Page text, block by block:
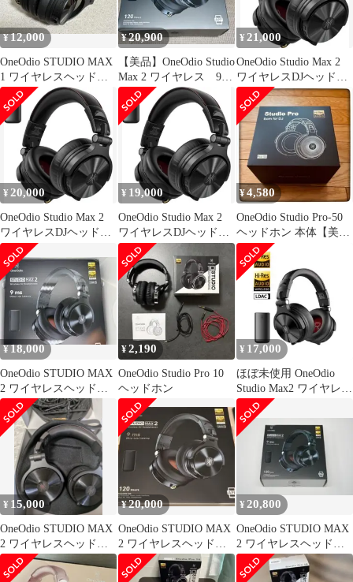
¥12,000
OneOdio STUDIO MAX
1 ワイヤレスヘッドフ
ォン
¥20,900
【美品】OneOdio Studio
Max 2 ワイヤレス 9ms
超低遅延
¥ 21,000
OneOdio Studio Max 2
ワイヤレスDJヘッドホ
ン AB31
¥ 20,000
OneOdio Studio Max 2
ワイヤレスDJヘッドホ
ン AB31
¥ 19,000
OneOdio Studio Max 2
ワイヤレスDJヘッドホ
ン AB31
¥4,580
OneOdio Studio Pro-50
ヘッドホン 本体【美
品】送料込み
¥18,000
OneOdio STUDIO MAX
2 ワイヤレスヘッドホ
ン 本体
¥2,190
OneOdio Studio Pro 10
ヘッドホン
¥ 17,000
ほぼ未使用 OneOdio
Studio Max2 ワイヤレス
DJヘッドホン
¥ 15,000
OneOdio STUDIO MAX
2 ワイヤレスヘッドホ
ン
¥20,000
OneOdio STUDIO MAX
2 ワイヤレスヘッドホ
ン 本体
¥ 20,800
OneOdio STUDIO MAX
2 ワイヤレスヘッドホ
ン 本体